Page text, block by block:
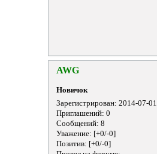
AWG
Новичок
Зарегистрирован: 2014-07-01
Приглашений: 0
Сообщений: 8
Уважение: [+0/-0]
Позитив: [+0/-0]